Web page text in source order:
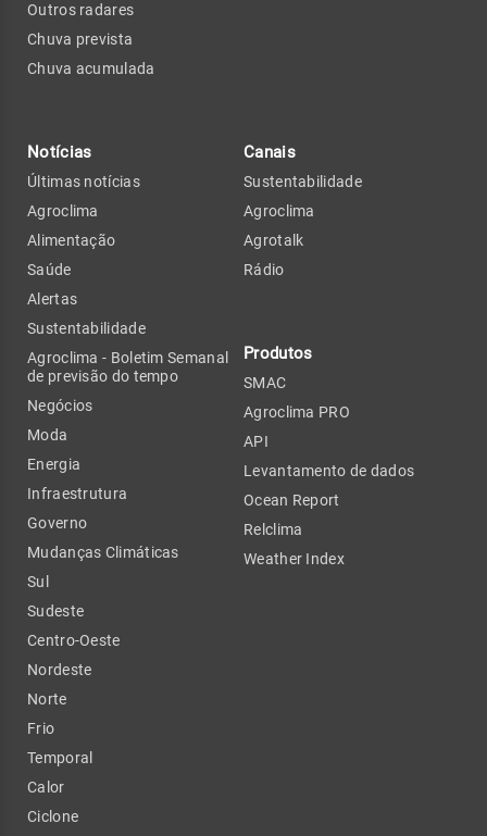
Outros radares
Chuva prevista
Chuva acumulada
Notícias
Últimas notícias
Agroclima
Alimentação
Saúde
Alertas
Sustentabilidade
Agroclima - Boletim Semanal
de previsão do tempo
Negócios
Moda
Energia
Infraestrutura
Governo
Mudanças Climáticas
Sul
Sudeste
Centro-Oeste
Nordeste
Norte
Frio
Temporal
Calor
Ciclone
Canais
Sustentabilidade
Agroclima
Agrotalk
Rádio
Produtos
SMAC
Agroclima PRO
API
Levantamento de dados
Ocean Report
Relclima
Weather Index